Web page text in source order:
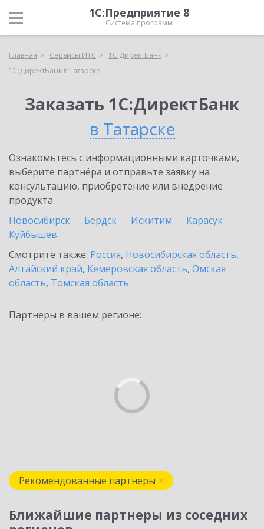
1С:Предприятие 8
Система программ
Главная Сервисы ИТС
1С:ДиректБанк
1С:ДиректБанк в Татарске
Заказать 1С:ДиректБанк
в Татарске
Ознакомьтесь с информационными карточками,
выберите партнёра и отправьте заявку на
консультацию, приобретение или внедрение
продукта.
Новосибирск
Бердск Искитим
Карасук
Куйбышев
Смотрите также: Россия, Новосибирская область,
Алтайский край, Кемеровская область, Омская
область, Томская область
Партнеры в вашем регионе:
Рекомендованные партнеры
Ближайшие партнеры из соседних